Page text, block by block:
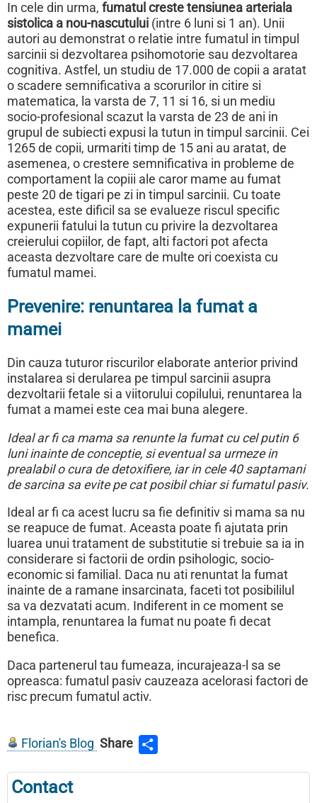
In cele din urma, fumatul creste tensiunea arteriala
sistolica a nou-nascutului (intre 6 luni si 1 an). Unii
autori au demonstrat o relatie intre fumatul in timpul
sarcinii si dezvoltarea psihomotorie sau dezvoltarea
cognitiva. Astfel, un studiu de 17.000 de copii a aratat
o scadere semnificativa a scorurilor in citire si
matematica, la varsta de 7, 11 si 16, si un mediu
socio-profesional scazut la varsta de 23 de ani in
grupul de subiecti expusi la tutun in timpul sarcinii. Cei
1265 de copii, urmariti timp de 15 ani au aratat, de
asemenea, o crestere semnificativa in probleme de
comportament la copiii ale caror mame au fumat
peste 20 de tigari pe zi in timpul sarcinii. Cu toate
acestea, este dificil sa se evalueze riscul specific
expunerii fatului la tutun cu privire la dezvoltarea
creierului copiilor, de fapt, alti factori pot afecta
aceasta dezvoltare care de multe ori coexista cu
fumatul mamei.
Prevenire: renuntarea la fumat a
mamei
Din cauza tuturor riscurilor elaborate anterior privind
instalarea si derularea pe timpul sarcinii asupra
dezvoltarii fetale si a viitorului copilului, renuntarea la
fumat a mamei este cea mai buna alegere.
Ideal ar fi ca mama sa renunte la fumat cu cel putin 6
luni inainte de conceptie, si eventual sa urmeze in
prealabil o cura de detoxifiere, iar in cele 40 saptamani
de sarcina sa evite pe cat posibil chiar si fumatul pasiv.
Ideal ar fi ca acest lucru sa fie definitiv si mama sa nu
se reapuce de fumat. Aceasta poate fi ajutata prin
luarea unui tratament de substitutie si trebuie sa ia in
considerare si factorii de ordin psihologic, socio-
economic si familial. Daca nu ati renuntat la fumat
inainte de a ramane insarcinata, faceti tot posibililul
sa va dezvatati acum. Indiferent in ce moment se
intampla, renuntarea la fumat nu poate fi decat
benefica.
Daca partenerul tau fumeaza, incurajeaza-l sa se
opreasca: fumatul pasiv cauzeaza acelorasi factori de
risc precum fumatul activ.
Florian's Blog
Contact